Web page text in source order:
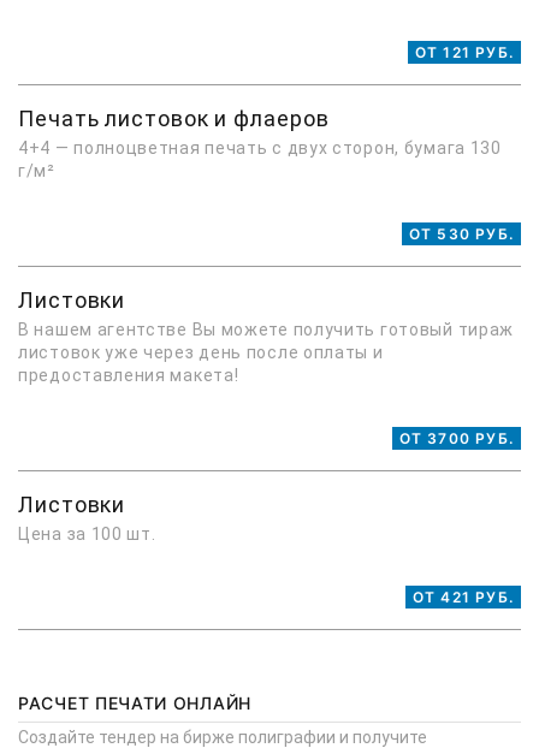
ОТ 121 РУБ.
Печать листовок и флаеров
4+4 — полноцветная печать с двух сторон, бумага 130
г/м²
ОТ 530 РУБ.
Листовки
В нашем агентстве Вы можете получить готовый тираж
листовок уже через день после оплаты и
предоставления макета!
ОТ 3700 РУБ.
Листовки
Цена за 100 шт.
ОТ 421 РУБ.
РАСЧЕТ ПЕЧАТИ ОНЛАЙН
Создайте тендер на бирже полиграфии и получите